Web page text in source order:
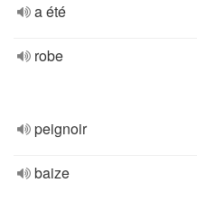
a été
robe
peignoir
baize